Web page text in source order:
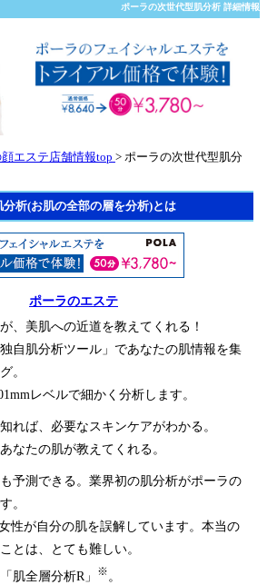
ポーラの次世代型肌分析 詳細情報
エステ店舗情報top > ポーラの次世代型肌分
析(お肌の全部の層を分析)とは
ポーラのエステ
、美肌への近道を教えてくれる！
自肌分析ツール」であなたの肌情報を集
。
レベルで細かく分析します。
れば、必要なスキンケアがわかる。
なたの肌が教えてくれる。
予測できる。業界初の肌分析がポーラの
。
性が自分の肌を誤解しています。本当の
とは、とても難しい。
肌全層分析R」
※。